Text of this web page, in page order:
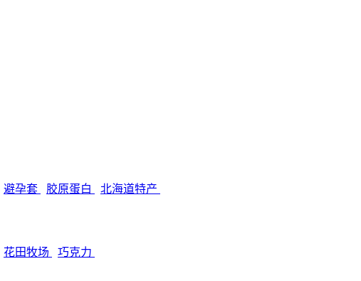
避孕套 胶原蛋白 北海道特产
花田牧场 巧克力